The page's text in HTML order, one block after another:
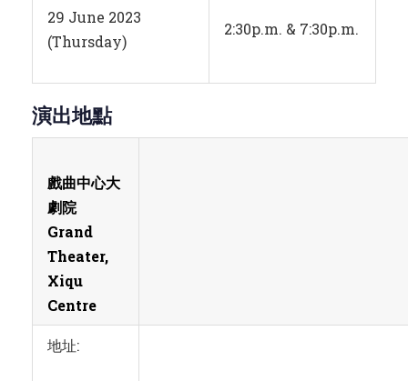
29 June 2023
演出地點
戲曲中心大
劇院
Grand
Theater,
Xiqu
Centre